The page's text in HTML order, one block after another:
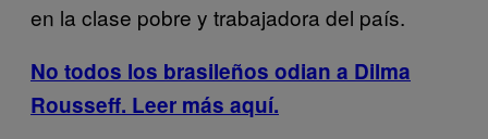
en la clase pobre y trabajadora del país.
No todos los brasileños odian a Dilma
Rousseff. Leer más aquí.